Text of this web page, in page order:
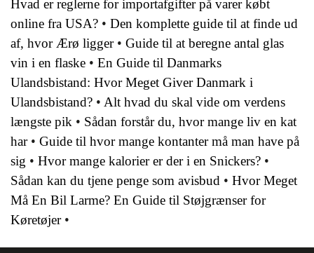
Hvad er reglerne for importafgifter på varer købt
online fra USA? • Den komplette guide til at finde ud
af, hvor Ærø ligger• Guide til at beregne antal glas
vin i en flaske • En Guide til Danmarks
Ulandsbistand: Hvor Meget Giver Danmark i
Ulandsbistand? • Alt hvad du skal vide om verdens
længste pik • Sådan forstår du, hvor mange liv en kat
har• Guide til hvor mange kontanter må man have på
sig • Hvor mange kalorier er der i en Snickers? •
Sådan kan du tjene penge som avisbud • Hvor Meget
Må En Bil Larme? En Guide til Støjgrænser for
Køretøjer•